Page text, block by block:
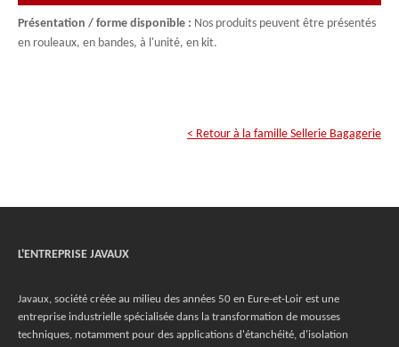
Présentation / forme disponible : Nos produits peuvent être présentés
en rouleaux, en bandes, à l'unité, en kit.
< Retour à la famille Sellerie Bagagerie
L'ENTREPRISE JAVAUX
Javaux, société créée au milieu des années 50 en Eure-et-Loir est une
entreprise industrielle spécialisée dans la transformation de mousses
techniques, notamment pour des applications d'étanchéité, d'isolation